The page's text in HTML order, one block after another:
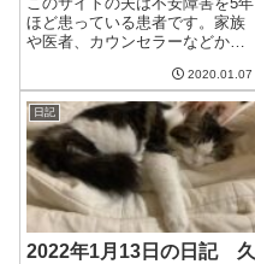
ほど患っている患者です。家族
や医者、カウンセラーなどから
のか?」という点です。これ、意
外と難しい質問です。一体何が
不安なのかについて考えてみま
した。直接的な不安と根本的な
不安は別私の...
2020.01.07
日記
2022年1月13日の日記 久